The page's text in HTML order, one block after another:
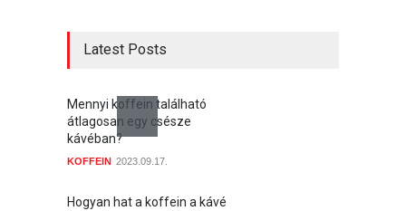
Latest Posts
Mennyi koffein található
átlagosan egy csésze
kávéban?
KOFFEIN 2023.09.17.
Hogyan hat a koffein a kávé